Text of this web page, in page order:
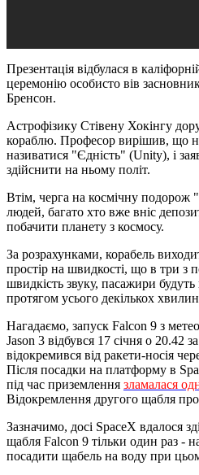
Презентація відбулася в
церемонію особисто вів
Бренсон.
Астрофізику Стівену Хокінгу
кораблю. Професор вирішив, що
називатися "Єдність" (Unity), і
здійснити на ньому політ.
Втім, черга на космічну подорож
людей, багато хто вже вніс
побачити планету з космосу.
За розрахунками, корабель
простір на швидкості, що в три з
швидкість звуку, пасажири будуть
протягом усього декількох
Нагадаємо, запуск Falcon 9 з
Jason 3 відбувся 17 січня о
відокремився від ракети-носія
Після посадки на платформу в
під час приземлення зламалася
Відокремлення другого щабля
Зазначимо, досі SpaceX вдалося
щабля Falcon 9 тільки один раз -
посадити щабель на воду при